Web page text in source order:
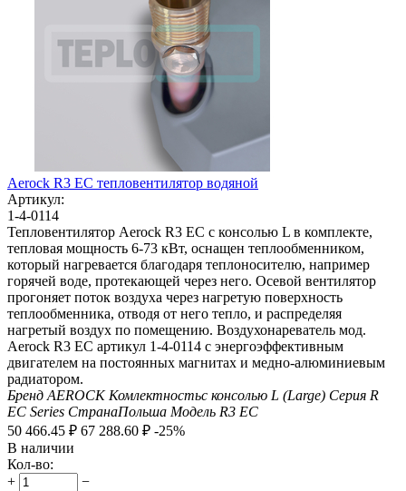
Aerock R3 EC тепловентилятор водяной
Артикул:
1-4-0114
Тепловентилятор Aerock R3 EC с консолью L в комплекте,
тепловая мощность 6-73 кВт, оснащен теплообменником,
который нагревается благодаря теплоносителю, например
горячей воде, протекающей через него. Осевой вентилятор
прогоняет поток воздуха через нагретую поверхность
теплообменника, отводя от него тепло, и распределяя
нагретый воздух по помещению. Воздухонареватель мод.
Aerock R3 EC артикул 1-4-0114 с энергоэффективным
двигателем на постоянных магнитах и медно-алюминиевым
радиатором.
БрендAEROCK Комлектностьс консолью L (Large) Серия R
EC Series СтранаПольша Модель R3 EC
50 466.45 ₽ 67 288.60 ₽ -25%
В наличии
Кол-во:
+
−